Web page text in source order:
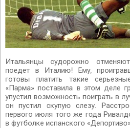
Итальянцы судорожно
поедет в Италию! Ему,
готовы платить такие
«Парма» поставила в этом деле
упустил возможность поиграть в
он пустил скупую слезу.
первого июля того же года
в футболке испанского